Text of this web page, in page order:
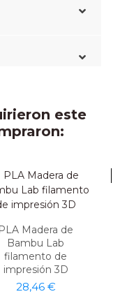
este
PLA Madera de
Bambu Lab
filamento de
impresión 3D
28,46 €